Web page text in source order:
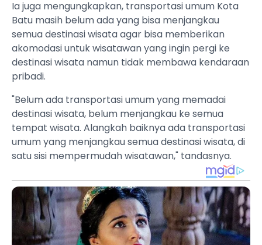
Ia juga mengungkapkan, transportasi umum Kota
Batu masih belum ada yang bisa menjangkau
semua destinasi wisata agar bisa memberikan
akomodasi untuk wisatawan yang ingin pergi ke
destinasi wisata namun tidak membawa kendaraan
pribadi.
"Belum ada transportasi umum yang memadai
destinasi wisata, belum menjangkau ke semua
tempat wisata. Alangkah baiknya ada transportasi
umum yang menjangkau semua destinasi wisata, di
satu sisi mempermudah wisatawan," tandasnya.